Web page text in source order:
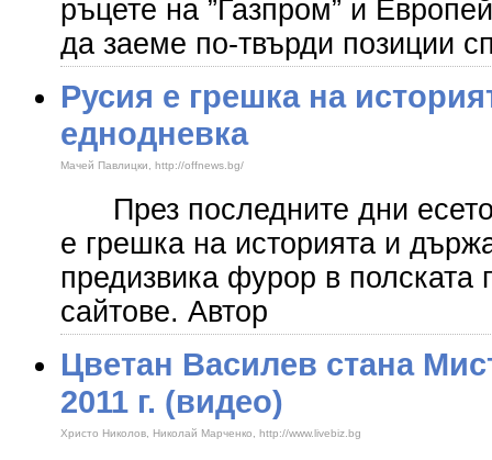
ръцете на ”Газпром” и
да заеме по-твърди позиции
Русия е грешка на
еднодневка
Мачей Павлицки, http://offnews.bg/
През последните дни
е грешка на историята и
предизвика фурор в полската
сайтове. Автор
Цветан Василев стана
2011 г. (видео)
Христо Николов, Николай Марченко, http://www.livebiz.bg